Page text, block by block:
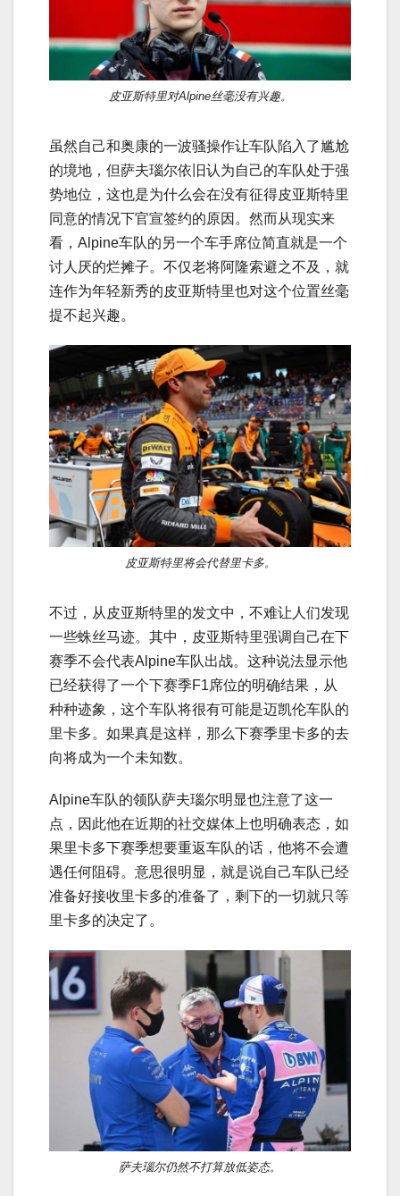
皮亚斯特里对Alpine丝毫没有兴趣。
虽然自己和奥康的一波骚操作让车队陷入了尴尬
的境地，但萨夫瑙尔依旧认为自己的车队处于强
势地位，这也是为什么会在没有征得皮亚斯特里
同意的情况下官宣签约的原因。然而从现实来
看，Alpine车队的另一个车手席位简直就是一个
讨人厌的烂摊子。不仅老将阿隆索避之不及，就
连作为年轻新秀的皮亚斯特里也对这个位置丝毫
提不起兴趣。
皮亚斯特里将会代替里卡多。
不过，从皮亚斯特里的发文中，不难让人们发现
一些蛛丝马迹。其中，皮亚斯特里强调自己在下
赛季不会代表Alpine车队出战。这种说法显示他
已经获得了一个下赛季F1席位的明确结果，从
种种迹象，这个车队将很有可能是迈凯伦车队的
里卡多。如果真是这样，那么下赛季里卡多的去
向将成为一个未知数。
Alpine车队的领队萨夫瑙尔明显也注意了这一
点，因此他在近期的社交媒体上也明确表态，如
果里卡多下赛季想要重返车队的话，他将不会遭
遇任何阻碍。意思很明显，就是说自己车队已经
准备好接收里卡多的准备了，剩下的一切就只等
里卡多的决定了。
萨夫瑙尔仍然不打算放低姿态。